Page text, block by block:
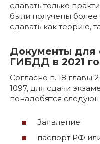
сдавать только
были получены более
сдавать как теорию,
Документы для
ГИБДД в 2021
Согласно п. 18 главы
1097, для сдачи
понадобятся
Заявление;
паспорт РФ